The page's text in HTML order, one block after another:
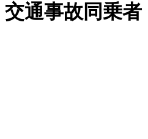
交通事故同乗